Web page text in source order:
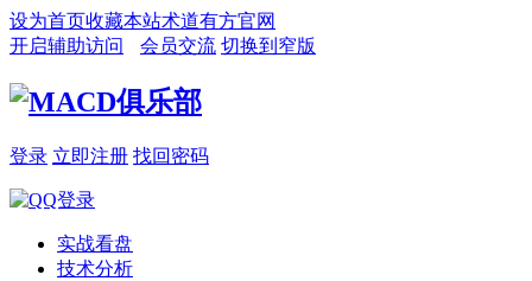
设为首页收藏本站术道有方官网
开启辅助访问
会员交流 切换到窄版
登录 立即注册 找回密码
实战看盘
技术分析